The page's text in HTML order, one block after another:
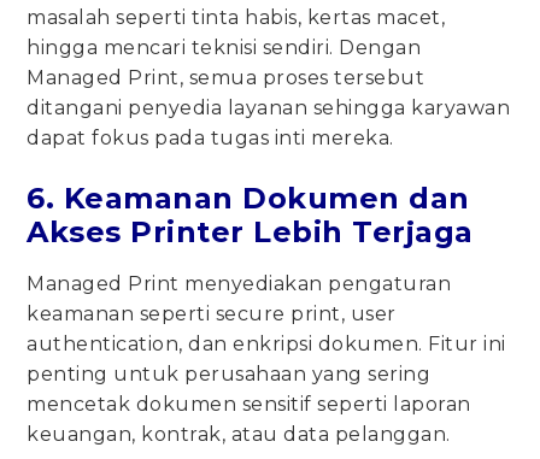
masalah seperti tinta habis, kertas macet,
hingga mencari teknisi sendiri. Dengan
Managed Print, semua proses tersebut
ditangani penyedia layanan sehingga karyawan
dapat fokus pada tugas inti mereka.
6. Keamanan Dokumen dan
Akses Printer Lebih Terjaga
Managed Print menyediakan pengaturan
keamanan seperti secure print, user
authentication, dan enkripsi dokumen. Fitur ini
penting untuk perusahaan yang sering
mencetak dokumen sensitif seperti laporan
keuangan, kontrak, atau data pelanggan.